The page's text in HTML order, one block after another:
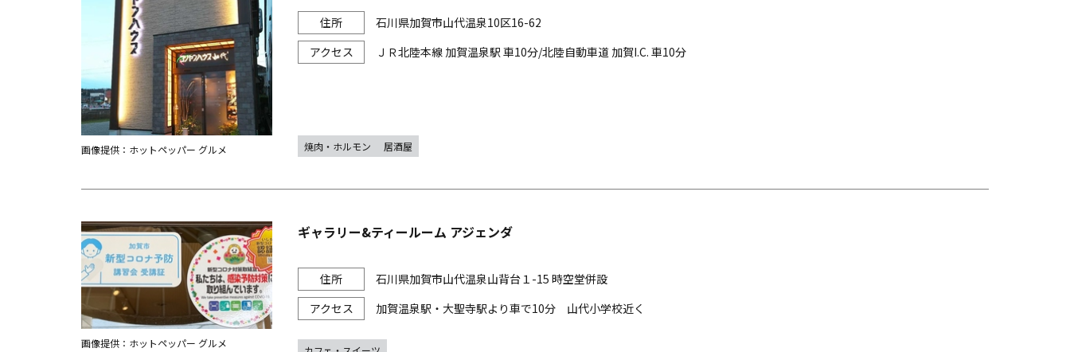
石川県加賀市山代温泉10区16-62
ＪＲ北陸本線 加賀温泉駅 車10分/北陸自動車道 加賀I.C. 車10分
画像提供：ホットペッパー グルメ 焼肉・ホルモン 居酒屋
ギャラリー&ティールーム アジェンダ
石川県加賀市山代温泉山背台１-15 時空堂併設
加賀温泉駅・大聖寺駅より車で10分 山代小学校近く
画像提供：ホットペッパー グルメ